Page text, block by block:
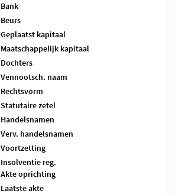
Bank
Beurs
Geplaatst kapitaal
Maatschappelijk kapitaal
Dochters
Vennootsch. naam
Rechtsvorm
Statutaire zetel
Handelsnamen
Verv. handelsnamen
Voortzetting
Insolventie reg.
Akte oprichting
Laatste akte